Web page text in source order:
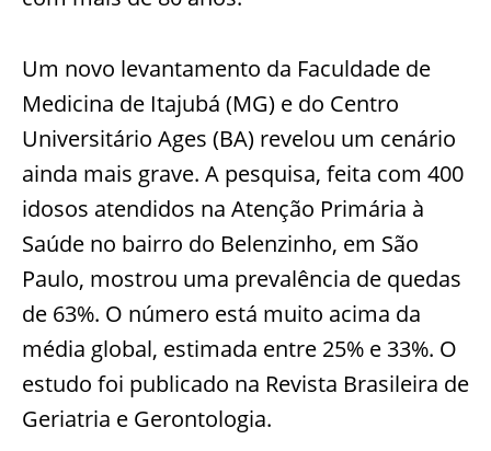
Um novo levantamento da Faculdade de
Medicina de Itajubá (MG) e do Centro
Universitário Ages (BA) revelou um cenário
ainda mais grave. A pesquisa, feita com 400
idosos atendidos na Atenção Primária à
Saúde no bairro do Belenzinho, em São
Paulo, mostrou uma prevalência de quedas
de 63%. O número está muito acima da
média global, estimada entre 25% e 33%. O
estudo foi publicado na Revista Brasileira de
Geriatria e Gerontologia.